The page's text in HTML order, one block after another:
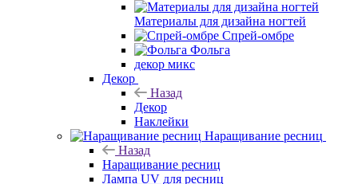
Материалы для дизайна ногтей
Спрей-омбре
Фольга
декор микс
Декор
Назад
Декор
Наклейки
Наращивание ресниц
Назад
Наращивание ресниц
Лампа UV для ресниц